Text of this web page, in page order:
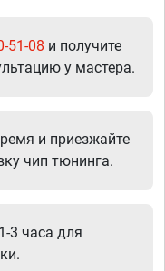
51-08 и получите
у мастера.
и приезжайте
чип тюнинга.
3 часа для